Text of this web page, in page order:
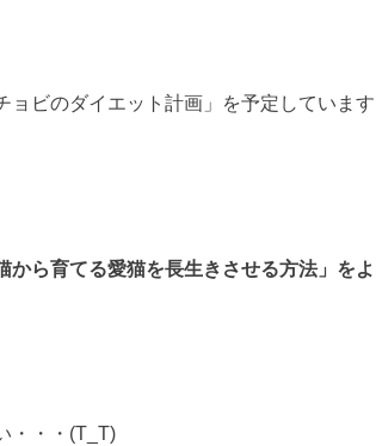
ビのダイエット計画」を予定しています
ら育てる愛猫を長生きさせる方法」をよ
・・・(T_T)